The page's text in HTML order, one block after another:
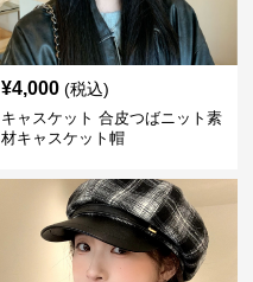
¥4,000 (税込)
キャスケット 合皮つばニット素
材キャスケット帽